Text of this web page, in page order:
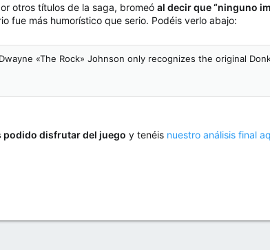
otros títulos de la saga, bromeó al decir que “ninguno
fue más humorístico que serio. Podéis verlo abajo:
«The Rock» Johnson only recognizes the original
podido disfrutar del juego y tenéis nuestro análisis final